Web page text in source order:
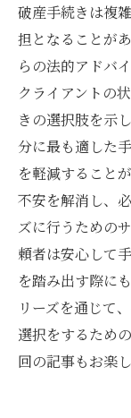
破産手続きは複
担となることが
らの法的アドバ
クライアントの
きの選択肢を示
分に最も適した
を軽減すること
不安を解消し、
ズに行うための
頼者は安心して
を踏み出す際に
リーズを通じて
選択をするため
回の記事もお楽し